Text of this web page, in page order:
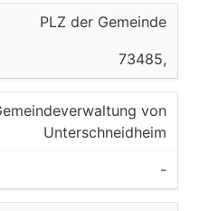
PLZ der Gemeinde
73485,
von
Unterschneidheim
-